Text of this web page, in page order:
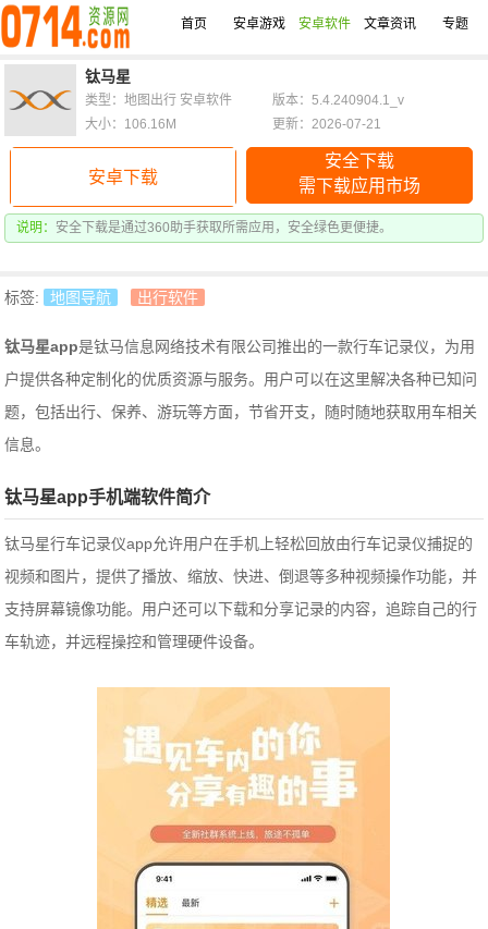
首页 安卓游戏 安卓软件 文章资讯 专题
钛马星
安卓下载
安全下载
需下载应用市场
说明： 安全下载是通过360助手获取所需应用，安全绿色更便捷。
类型：地图出行 安卓软件
版本：5.4.240904.1_v
大小：106.16M
更新：2026-07-21
标签: 地图导航 出行软件
钛马星app是钛马信息网络技术有限公司推出的一款行车记录仪，为用
户提供各种定制化的优质资源与服务。用户可以在这里解决各种已知问
题，包括出行、保养、游玩等方面，节省开支，随时随地获取用车相关
信息。
钛马星app手机端软件简介
钛马星行车记录仪app允许用户在手机上轻松回放由行车记录仪捕捉的
视频和图片，提供了播放、缩放、快进、倒退等多种视频操作功能，并
支持屏幕镜像功能。用户还可以下载和分享记录的内容，追踪自己的行
车轨迹，并远程操控和管理硬件设备。